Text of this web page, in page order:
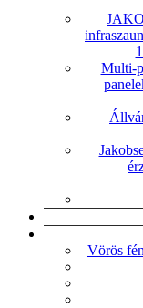
Multi-
Vörös